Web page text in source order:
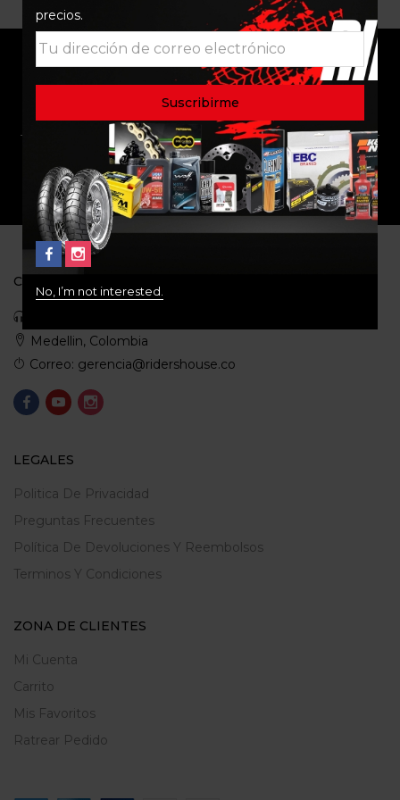
precios.
No, I’m not interested.
SOPORTE COMUNIDAD
CONTACTO
Medellin, Colombia
Correo: gerencia@ridershouse.co
LEGALES
Politica De Privacidad
Preguntas Frecuentes
Política De Devoluciones Y Reembolsos
Terminos Y Condiciones
ZONA DE CLIENTES
Mi Cuenta
Carrito
Mis Favoritos
Ratrear Pedido